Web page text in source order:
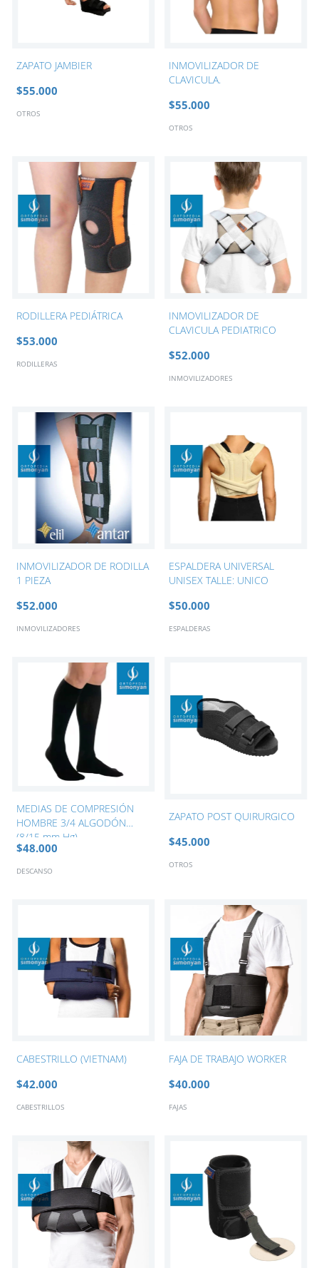
ZAPATO JAMBIER
$55.000
OTROS
INMOVILIZADOR DE
CLAVICULA.
$55.000
OTROS
RODILLERA PEDIÁTRICA
$53.000
RODILLERAS
INMOVILIZADOR DE
CLAVICULA PEDIATRICO
$52.000
INMOVILIZADORES
INMOVILIZADOR DE RODILLA
1 PIEZA
$52.000
INMOVILIZADORES
ESPALDERA UNIVERSAL
UNISEX TALLE: UNICO
$50.000
ESPALDERAS
MEDIAS DE COMPRESIÓN
HOMBRE 3/4 ALGODÓN
(8/15 mm Hg)
$48.000
DESCANSO
ZAPATO POST QUIRURGICO
$45.000
OTROS
CABESTRILLO (VIETNAM)
$42.000
CABESTRILLOS
FAJA DE TRABAJO WORKER
$40.000
FAJAS